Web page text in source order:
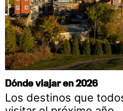
Dónde viajar en 2026
Los destinos que